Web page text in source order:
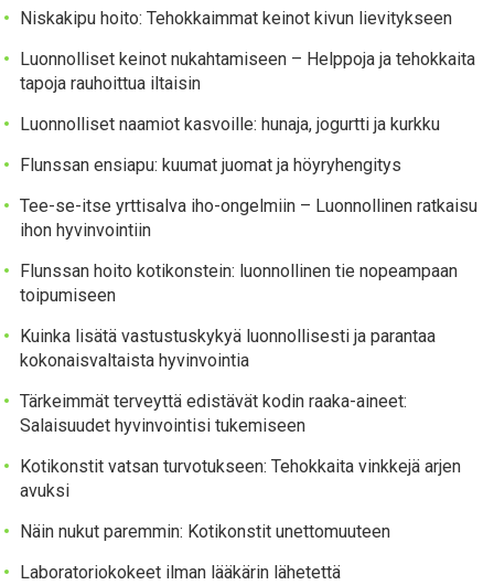
Niskakipu hoito: Tehokkaimmat keinot kivun lievitykseen
Luonnolliset keinot nukahtamiseen – Helppoja ja tehokkaita
tapoja rauhoittua iltaisin
Luonnolliset naamiot kasvoille: hunaja, jogurtti ja kurkku
Flunssan ensiapu: kuumat juomat ja höyryhengitys
Tee-se-itse yrttisalva iho-ongelmiin – Luonnollinen ratkaisu
ihon hyvinvointiin
Flunssan hoito kotikonstein: luonnollinen tie nopeampaan
toipumiseen
Kuinka lisätä vastustuskykyä luonnollisesti ja parantaa
kokonaisvaltaista hyvinvointia
Tärkeimmät terveyttä edistävät kodin raaka-aineet:
Salaisuudet hyvinvointisi tukemiseen
Kotikonstit vatsan turvotukseen: Tehokkaita vinkkejä arjen
avuksi
Näin nukut paremmin: Kotikonstit unettomuuteen
Laboratoriokokeet ilman lääkärin lähetettä